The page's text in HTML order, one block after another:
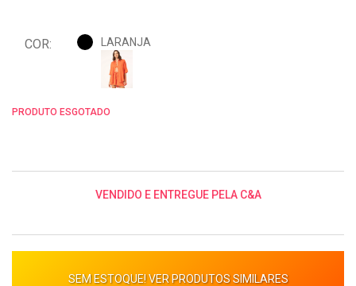
COR: LARANJA
PRODUTO ESGOTADO
VENDIDO E ENTREGUE PELA C&A
SEM ESTOQUE! VER PRODUTOS SIMILARES